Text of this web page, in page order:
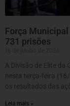
Força
731 prisões
A Divisão de Elite
nesta terça-feira
os resultados das
Leia mais »